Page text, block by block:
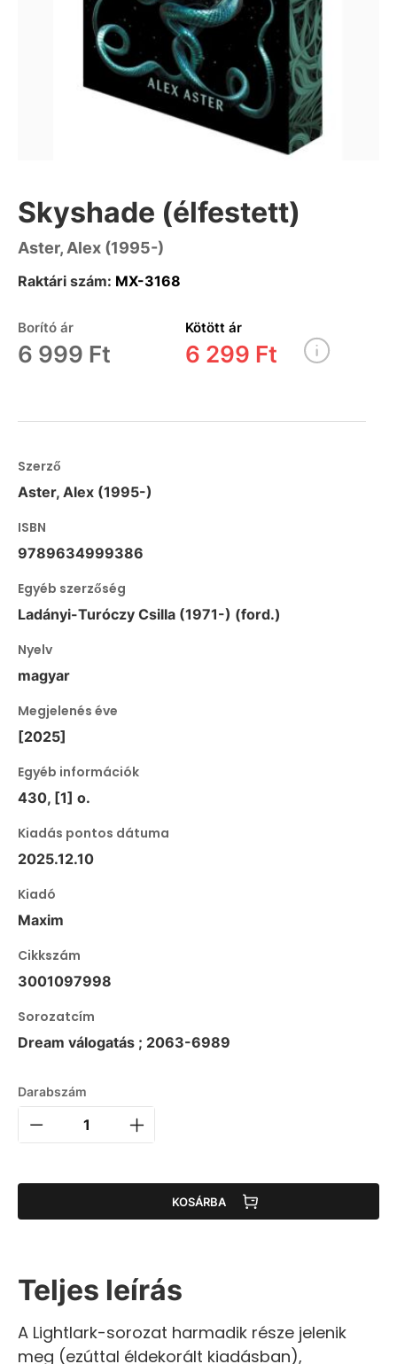
Skyshade (élfestett)
Aster, Alex (1995-)
Raktári szám: MX-3168
Borító ár
6 999 Ft
Kötött ár
6 299 Ft
Szerző
Aster, Alex (1995-)
ISBN
9789634999386
Egyéb szerzőség
Ladányi-Turóczy Csilla (1971-) (ford.)
Nyelv
magyar
Megjelenés éve
[2025]
Egyéb információk
430, [1] o.
Kiadás pontos dátuma
2025.12.10
Kiadó
Maxim
Cikkszám
3001097998
Sorozatcím
Dream válogatás ; 2063-6989
Darabszám
KOSÁRBA
Teljes leírás
A Lightlark-sorozat harmadik része jelenik
meg (ezúttal éldekorált kiadásban),